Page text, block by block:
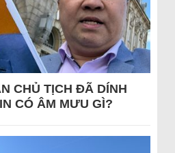
CHỦ TỊCH ĐÃ DÍNH
CÓ ÂM MƯU GÌ?